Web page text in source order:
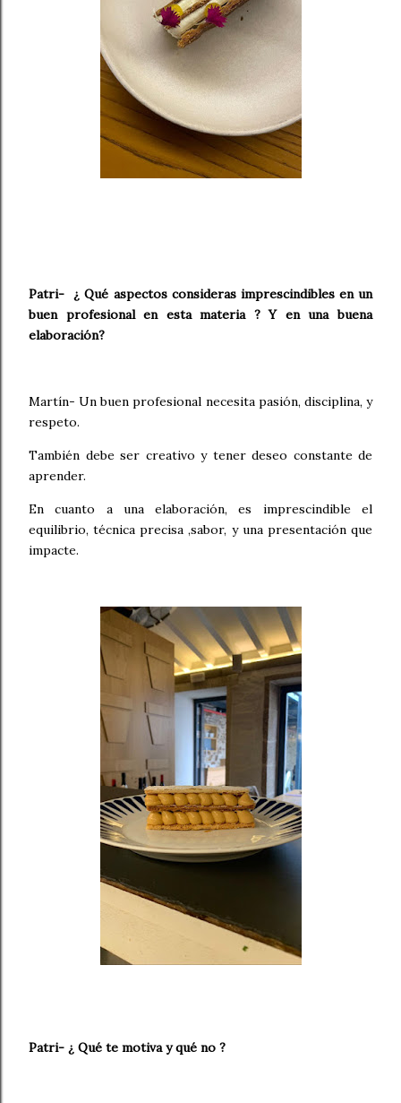
Patri- ¿ Qué aspectos consideras imprescindibles en un
buen profesional en esta materia ? Y en una buena
elaboración?
Martín- Un buen profesional necesita pasión, disciplina, y
respeto.
También debe ser creativo y tener deseo constante de
aprender.
En cuanto a una elaboración, es imprescindible el
equilibrio, técnica precisa ,sabor, y una presentación que
impacte.
Patri- ¿ Qué te motiva y qué no ?